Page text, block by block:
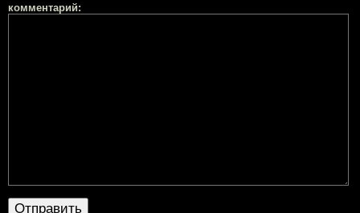
комментарий: